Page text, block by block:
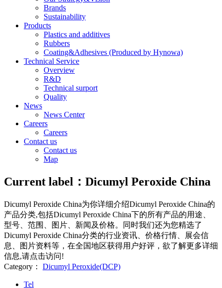
Brands
Sustainability
Products
Plastics and additives
Rubbers
Coating&Adhesives (Produced by Hynowa)
Technical Service
Overview
R&D
Technical surport
Quality
News
News Center
Careers
Careers
Contact us
Contact us
Map
Current label： Dicumyl Peroxide China
Dicumyl Peroxide China为你详细介绍Dicumyl Peroxide China的
产品分类,包括Dicumyl Peroxide China下的所有产品的用途、
型号、范围、图片、新闻及价格。同时我们还为您精选了
Dicumyl Peroxide China分类的行业资讯、价格行情、展会信
息、图片资料等，在全国地区获得用户好评，欲了解更多详细
信息,请点击访问!
Category：
Dicumyl Peroxide(DCP)
Tel